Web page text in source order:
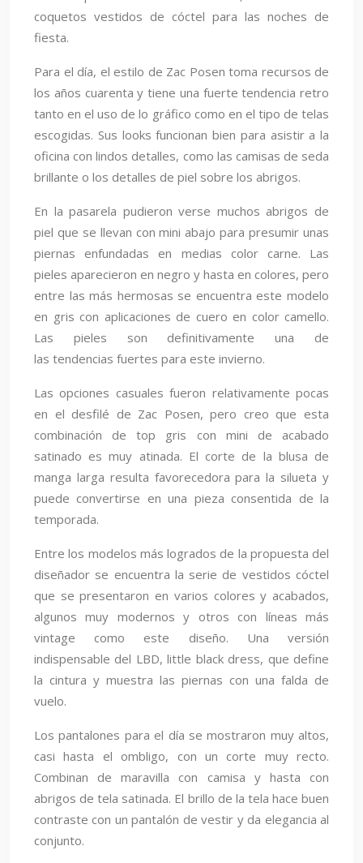
coquetos vestidos de cóctel para las noches de
fiesta.
Para el día, el estilo de Zac Posen toma recursos de
los años cuarenta y tiene una fuerte tendencia retro
tanto en el uso de lo gráfico como en el tipo de telas
escogidas. Sus looks funcionan bien para asistir a la
oficina con lindos detalles, como las camisas de seda
brillante o los detalles de piel sobre los abrigos.
En la pasarela pudieron verse muchos abrigos de
piel que se llevan con mini abajo para presumir unas
piernas enfundadas en medias color carne. Las
pieles aparecieron en negro y hasta en colores, pero
entre las más hermosas se encuentra este modelo
en gris con aplicaciones de cuero en color camello.
Las pieles son definitivamente una de
las tendencias fuertes para este invierno.
Las opciones casuales fueron relativamente pocas
en el desfilé de Zac Posen, pero creo que esta
combinación de top gris con mini de acabado
satinado es muy atinada. El corte de la blusa de
manga larga resulta favorecedora para la silueta y
puede convertirse en una pieza consentida de la
temporada.
Entre los modelos más logrados de la propuesta del
diseñador se encuentra la serie de vestidos cóctel
que se presentaron en varios colores y acabados,
algunos muy modernos y otros con líneas más
vintage como este diseño. Una versión
indispensable del LBD, little black dress, que define
la cintura y muestra las piernas con una falda de
vuelo.
Los pantalones para el día se mostraron muy altos,
casi hasta el ombligo, con un corte muy recto.
Combinan de maravilla con camisa y hasta con
abrigos de tela satinada. El brillo de la tela hace buen
contraste con un pantalón de vestir y da elegancia al
conjunto.